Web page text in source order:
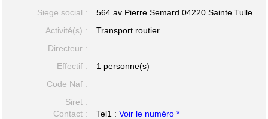
Siege social : 564 av Pierre Semard04220 Sainte Tulle
Activité(s) :
Transport routier
Directeur :
Effectif :
1 personne(s)
Code Naf :
Siret :
Contact :
Tel1 :Voir le numéro *